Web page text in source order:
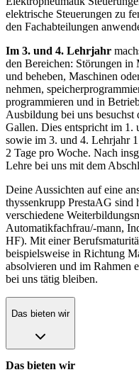
elektrische Steuerungen zu
den Fachabteilungen
Im 3. und 4. Lehrjahr
den Bereichen: Störungen in
und beheben, Maschinen
nehmen,
programmieren und in
Ausbildung bei uns
Gallen. Dies entspricht im 1.
sowie im 3. und 4. Lehrjahr
2 Tage pro Woche. Nach
Lehre bei uns mit dem
Deine Aussichten auf eine
thyssenkrupp PrestaAG sind
verschiedene
Automatikfachfrau/-mann,
HF). Mit einer
beispielsweise in Richtung
absolvieren und im Rahmen
bei uns tätig bleiben.
Das bieten wir
Das bieten wir